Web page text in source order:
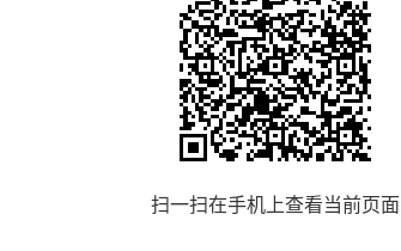
扫一扫在手机上查看当前页面